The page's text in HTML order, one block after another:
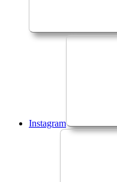
Instagram